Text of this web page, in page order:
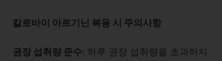
칼로바이 아르기닌 복용 시 주의사항
권장 섭취량 준수: 하루 권장 섭취량을 초과하지